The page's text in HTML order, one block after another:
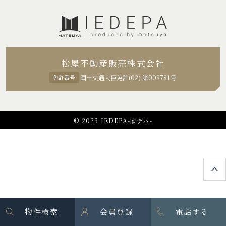
松屋不動産販売株式会社
免許番号 国土交通大臣免許(02) 第009781号
© 2023 IEDEPA-家デパ-
物件検索 会員登録 電話する